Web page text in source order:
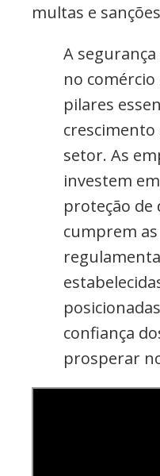
multas e
A
no
pilares
setor. As
investem
proteção de
cumprem as
confiança
prosperar